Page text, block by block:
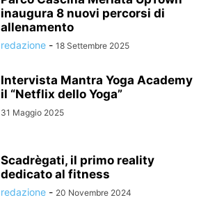
inaugura 8 nuovi percorsi di
allenamento
redazione - 18 Settembre 2025
Intervista Mantra Yoga Academy
il “Netflix dello Yoga”
31 Maggio 2025
Scadrègati, il primo reality
dedicato al fitness
redazione - 20 Novembre 2024